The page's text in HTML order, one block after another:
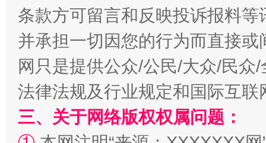
国家大学科技园优化重塑工作
条款方可留言和反映投诉报料
并承担一切因您的行为而直接
网只是提供公众/公民/大众/民
法律法规及行业规定和国际互
三、关于网络版权权属问题：